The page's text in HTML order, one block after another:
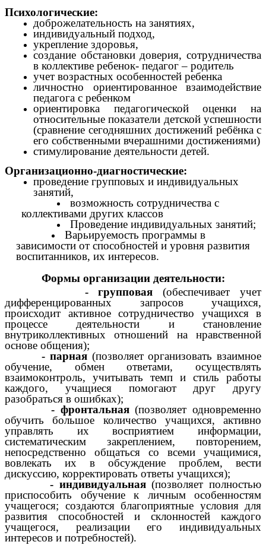
Психологические:
доброжелательность на занятиях,
индивидуальный подход,
укрепление здоровья,
создание обстановки доверия, сотрудничества
в коллективе ребенок- педагог – родитель
учет возрастных особенностей ребенка
личностно ориентированное взаимодействие
педагога с ребенком
ориентировка педагогической оценки на
относительные показатели детской успешности
(сравнение сегодняшних достижений ребёнка с
его собственными вчерашними достижениями)
стимулирование деятельности детей.
Организационно-диагностические:
проведение групповых и индивидуальных
занятий,
возможность сотрудничества с
коллективами других классов
Проведение индивидуальных занятий;
Варьируемость программы в
зависимости от способностей и уровня развития
воспитанников, их интересов.
Формы организации деятельности:
- групповая(обеспечивает учет
дифференцированных запросов учащихся,
происходит активное сотрудничество учащихся в
процессе деятельности и становление
внутриколлективных отношений на нравственной
основе общения);
- парная (позволяет организовать взаимное
обучение, обмен ответами, осуществлять
взаимоконтроль, учитывать темп и стиль работы
каждого, учащиеся помогают друг другу
разобраться в ошибках);
- фронтальная(позволяет одновременно
обучить большое количество учащихся, активно
управлять их восприятием информации,
систематическим закреплением, повторением,
непосредственно общаться со всеми учащимися,
вовлекать их в обсуждение проблем, вести
дискуссию, корректировать ответы учащихся);
- индивидуальная(позволяет полностью
приспособить обучение к личным особенностям
учащегося; создаются благоприятные условия для
развития способностей и склонностей каждого
учащегося, реализации его индивидуальных
интересов и потребностей).